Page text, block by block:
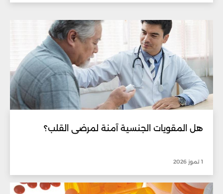
هل المقويات الجنسية آمنة لمرضى القلب؟
1 تموز 2026